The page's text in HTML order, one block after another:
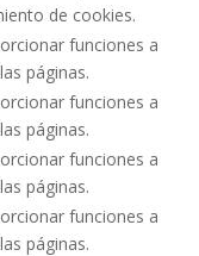
de cookies.
funciones a
páginas.
funciones a
páginas.
funciones a
páginas.
funciones a
páginas.